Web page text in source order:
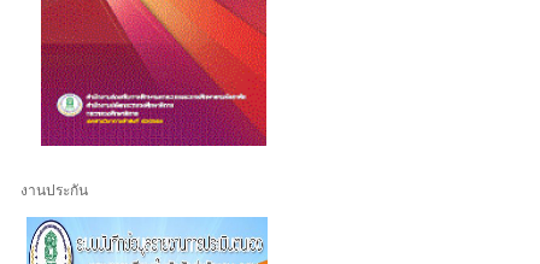
งานประกัน